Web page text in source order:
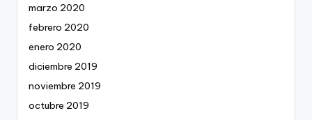
marzo 2020
febrero 2020
enero 2020
diciembre 2019
noviembre 2019
octubre 2019